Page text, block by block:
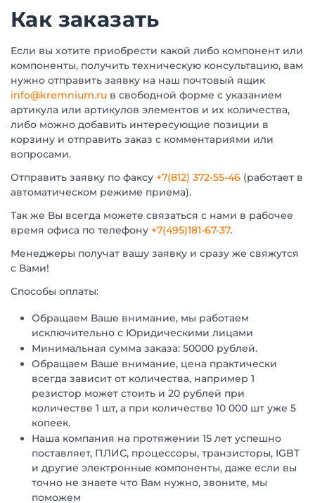
Как заказать
Если вы хотите приобрести какой либо компонент или
компоненты, получить техническую консультацию, вам
нужно отправить заявку на наш почтовый ящик
info@kremnium.ru в свободной форме с указанием
артикула или артикулов элементов и их количества,
либо можно добавить интересующие позиции в
корзину и отправить заказ с комментариями или
вопросами.
Отправить заявку по факсу +7(812) 372-55-46 (работает в
автоматическом режиме приема).
Так же Вы всегда можете связаться с нами в рабочее
время офиса по телефону +7(495)181-67-37.
Менеджеры получат вашу заявку и сразу же свяжутся
с Вами!
Способы оплаты:
Обращаем Ваше внимание, мы работаем
исключительно с Юридическими лицами
Минимальная сумма заказа: 50000 рублей.
Обращаем Ваше внимание, цена практически
всегда зависит от количества, например 1
резистор может стоить и 20 рублей при
количестве 1 шт, а при количестве 10 000 шт уже 5
копеек.
Наша компания на протяжении 15 лет успешно
поставляет, ПЛИС, процессоры, транзисторы, IGBT
и другие электронные компоненты, даже если вы
точно не знаете что Вам нужно, звоните, мы
поможем